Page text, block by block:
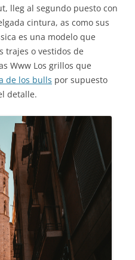
lleg al segundo puesto con
cintura, as como sus
es una modelo que
trajes o vestidos de
Www Los grillos que
de los bulls por supuesto
detalle.